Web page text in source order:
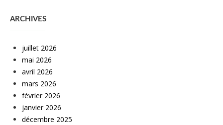
ARCHIVES
juillet 2026
mai 2026
avril 2026
mars 2026
février 2026
janvier 2026
décembre 2025